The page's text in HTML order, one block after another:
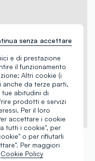
Cotone
-50%€ 2,47
e di prestazione
il funzionamento
Altri cookie (i
anche da terze parti,
tue abitudini di
prodotti e servizi
Per il loro
accettare i cookie
tutti i cookie", per
o per rifiutarli
Per maggiori
Cookie Policy
senza accettare